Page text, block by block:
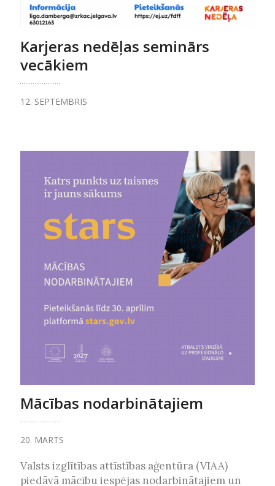
Karjeras nedēļas seminārs
vecākiem
12. SEPTEMBRIS
Mācības nodarbinātajiem
20. MARTS
Valsts izglītības attīstības aģentūra (VIAA)
piedāvā mācību iespējas nodarbinātajiem un